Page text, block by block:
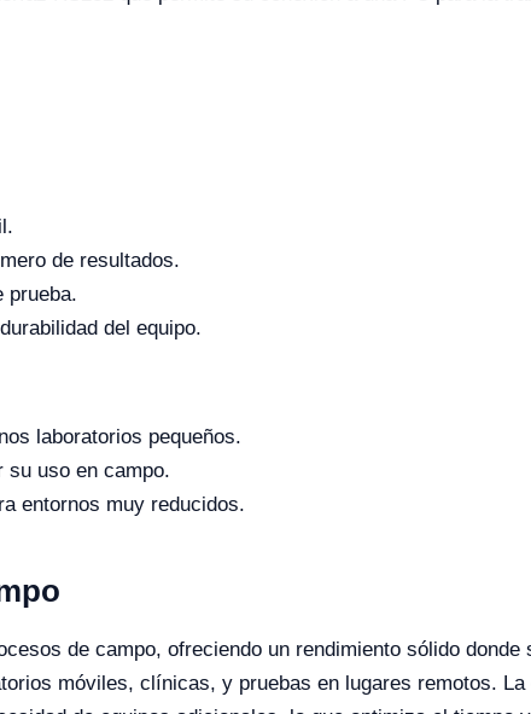
de resultados.
prueba.
del equipo.
laboratorios pequeños.
su uso en campo.
entornos muy reducidos.
de campo, ofreciendo un rendimiento sólido
móviles, clínicas, y pruebas en lugares remotos.